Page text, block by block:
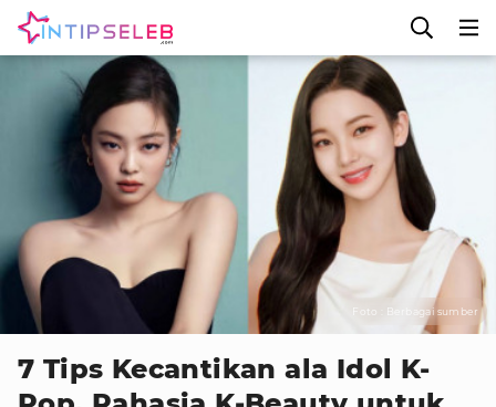
Foto : Berbagai sumber
7 Tips Kecantikan ala Idol K-